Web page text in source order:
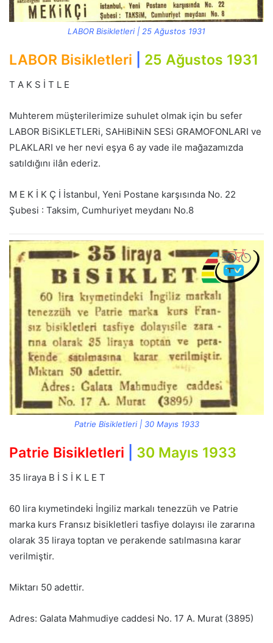
LABOR Bisikletleri | 25 Ağustos 1931
LABOR Bisikletleri 25 Ağustos 1931
T A K S İ T L E
Muhterem müşterilerimize suhulet olmak için bu sefer
LABOR BiSiKLETLERi, SAHiBiNiN SESi GRAMOFONLARI ve
PLAKLARI ve her nevi eşya 6 ay vade ile mağazamızda
satıldığını ilân ederiz.
M E K İ K Ç İ İstanbul, Yeni Postane karşısında No. 22
Şubesi : Taksim, Cumhuriyet meydanı No.8
Patrie Bisikletleri | 30 Mayıs 1933
Patrie Bisikletleri 30 Mayıs 1933
35 liraya B İ S İ K L E T
60 lira kıymetindeki İngiliz markalı tenezzüh ve Patrie
marka kurs Fransız bisikletleri tasfiye dolayısı ile zararına
olarak 35 liraya toptan ve perakende satılmasına karar
verilmiştir.
Miktarı 50 adettir.
Adres: Galata Mahmudiye caddesi No. 17 A. Murat (3895)